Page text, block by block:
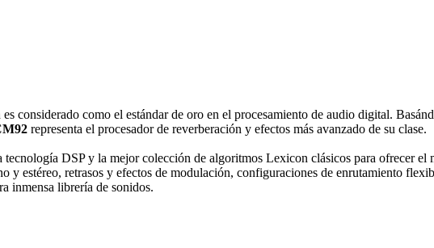
considerado como el estándar de oro en el procesamiento de audio digital.
representa el procesador de reverberación y efectos más avanzado de su clase.
DSP y la mejor colección de algoritmos Lexicon clásicos para ofrecer
y estéreo, retrasos y efectos de modulación, configuraciones de enrutamiento
inmensa librería de sonidos.